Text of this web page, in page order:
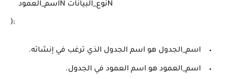
);
اسم_الجدول هو اسم الجدول الذي ترغب في إنشائه.
اسم_العمود هو اسم العمود في الجدول.